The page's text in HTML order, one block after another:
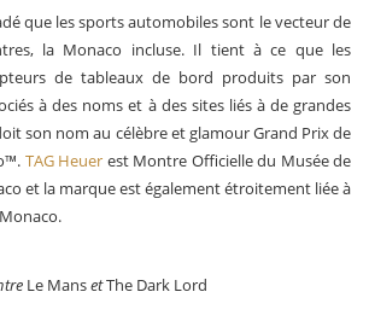
que les sports automobiles sont le vecteur de
la Monaco incluse. Il tient à ce que les
de tableaux de bord produits par son
à des noms et à des sites liés à de grandes
son nom au célèbre et glamour Grand Prix de
TAG Heuer est Montre Officielle du Musée de
et la marque est également étroitement liée à
Le MansetThe Dark Lord